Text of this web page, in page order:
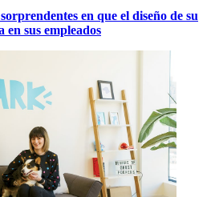
en que el diseño de su
en sus empleados